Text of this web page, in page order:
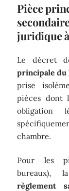
Pièce
juridique
Le décret
principale du
prise
pièces dont
obligation
chambre.
Pour les
bureaux),
règlement